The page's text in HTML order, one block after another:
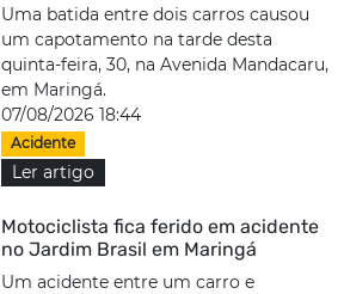
Uma batida entre dois carros causou
um capotamento na tarde desta
quinta-feira, 30, na Avenida Mandacaru,
em Maringá.
07/08/2026 18:44
Acidente
Ler artigo
Motociclista fica ferido em acidente
no Jardim Brasil em Maringá
Um acidente entre um carro e